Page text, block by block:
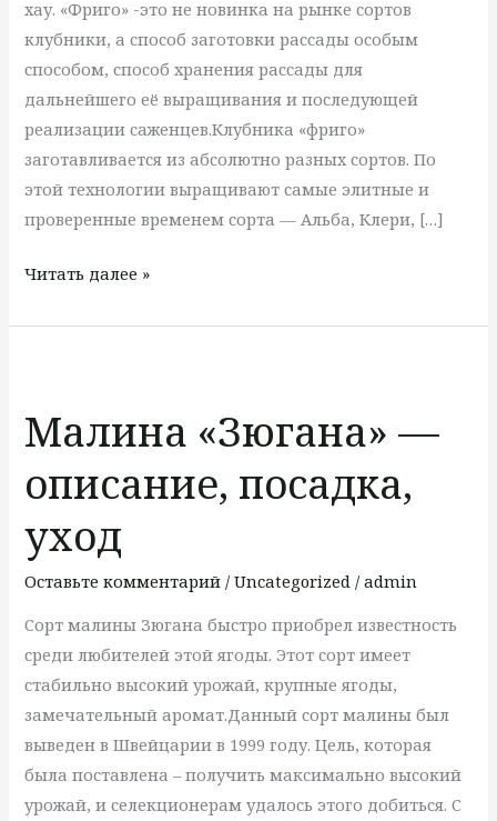
хау. «Фриго» -это не новинка на рынке сортов
клубники, а способ заготовки рассады особым
способом, способ хранения рассады для
дальнейшего её выращивания и последующей
реализации саженцев.Клубника «фриго»
заготавливается из абсолютно разных сортов. По
этой технологии выращивают самые элитные и
проверенные временем сорта — Альба, Клери, […]
Читать далее »
Малина «Зюгана» —
описание, посадка,
уход
Оставьте комментарий /Uncategorized /admin
Сорт малины Зюгана быстро приобрел известность
среди любителей этой ягоды. Этот сорт имеет
стабильно высокий урожай, крупные ягоды,
замечательный аромат.Данный сорт малины был
выведен в Швейцарии в 1999 году. Цель, которая
была поставлена – получить максимально высокий
урожай, и селекционерам удалось этого добиться. С
—
посадка,